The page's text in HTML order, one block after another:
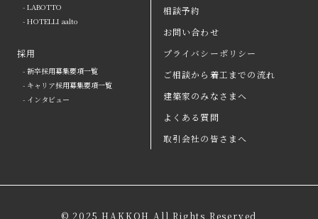
採用
イベント
事例紹介
取引会社の皆さまへ
プライバシーポリシー
コラム
見積もり依頼
相談予約
- LABOTTO
- HOTELLI aalto
採用
- 新卒採用募集要項一覧
- キャリア採用募集要項一覧
- インタビュー
ご相談から着工までの流れ
建築家のみなさまへ
よくある質問
取引会社の皆さまへ
相談予約
お問い合わせ
プライバシーポリシー
© 2025 HAKKOH All Rights Reserved